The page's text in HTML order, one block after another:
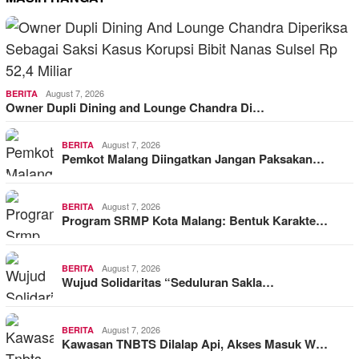
BERITA August 7, 2026
Owner Dupli Dining and Lounge Chandra Di…
BERITA August 7, 2026
Pemkot Malang Diingatkan Jangan Paksakan…
BERITA August 7, 2026
Program SRMP Kota Malang: Bentuk Karakte…
BERITA August 7, 2026
Wujud Solidaritas “Seduluran Sakla…
BERITA August 7, 2026
Kawasan TNBTS Dilalap Api, Akses Masuk W…